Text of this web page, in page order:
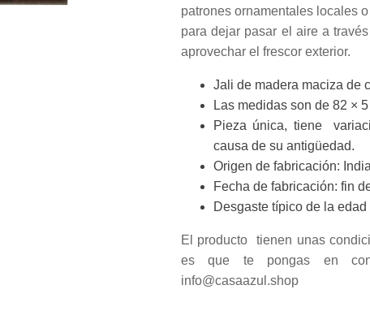
patrones ornamentales locales
para dejar pasar el aire a
aprovechar el frescor exterior.
Jali de madera maciza de
Las medidas son de 82 ×
Pieza única, tiene
causa de su antigüedad.
Origen de fabricación:
Fecha de fabricación: fin
Desgaste típico de la edad
El producto tienen unas
es que te pongas en
info@casaazul.shop